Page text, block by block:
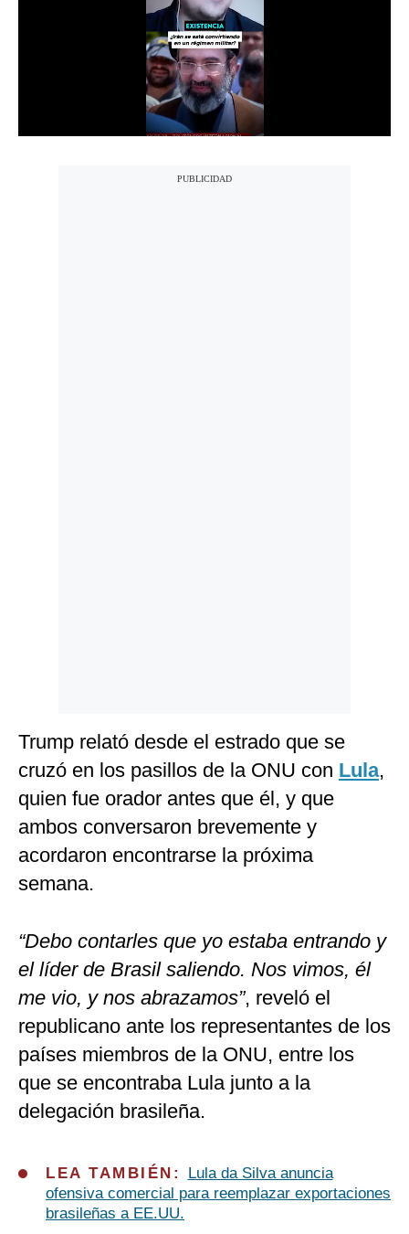
Videos
Trump relató desde el estrado que se
cruzó en los pasillos de la ONU con Lula,
quien fue orador antes que él, y que
ambos conversaron brevemente y
acordaron encontrarse la próxima
semana.
“Debo contarles que yo estaba entrando y
el líder de Brasil saliendo. Nos vimos, él
me vio, y nos abrazamos”, reveló el
republicano ante los representantes de los
países miembros de la ONU, entre los
que se encontraba Lula junto a la
delegación brasileña.
LEA TAMBIÉN:
Lula da Silva anuncia
ofensiva comercial para reemplazar exportaciones
brasileñas a EE.UU.